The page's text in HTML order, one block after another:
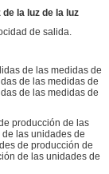
la luz de la luz
de salida.
de las medidas de
de las medidas de
de las medidas de
producción de las
las unidades de
de producción de
de las unidades de